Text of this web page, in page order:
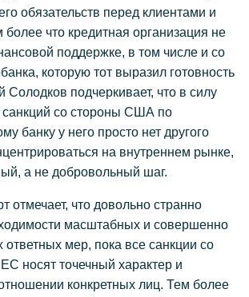
обязательств перед клиентами и
что кредитная организация не
поддержке, в том числе и со
которую тот выразил готовность
Солодков подчеркивает, что в силу
со стороны США по
банку у него просто нет другого
на внутреннем рынке,
а не добровольный шаг.
отмечает, что довольно странно
масштабных и совершенно
ответных мер, пока все санкции со
носят точечный характер и
конкретных лиц. Тем более